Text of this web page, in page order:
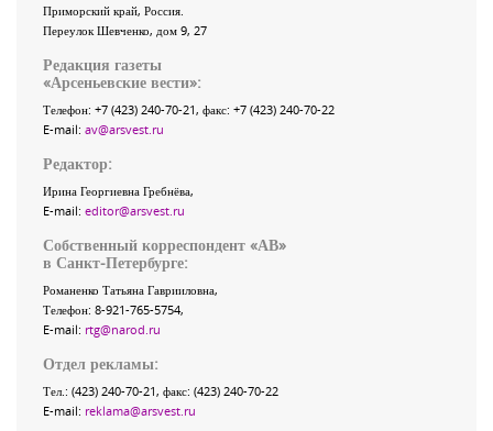
Приморский край, Россия
Переулок Шевченко, дом 9, 27
Редакция газеты
«Арсеньевские вести»:
Телефон: +7 (423) 240-70-21, факс: +7 (423) 240-70-22
E-mail: av@arsvest.ru
Редактор:
Ирина Георгиевна Гребнёва,
E-mail: editor@arsvest.ru
Собственный корреспондент «АВ»
в Санкт-Петербурге:
Романенко Татьяна Гаврииловна,
Телефон: 8-921-765-5754,
E-mail: rtg@narod.ru
Отдел рекламы:
Тел.: (423) 240-70-21, факс: (423) 240-70-22
E-mail: reklama@arsvest.ru